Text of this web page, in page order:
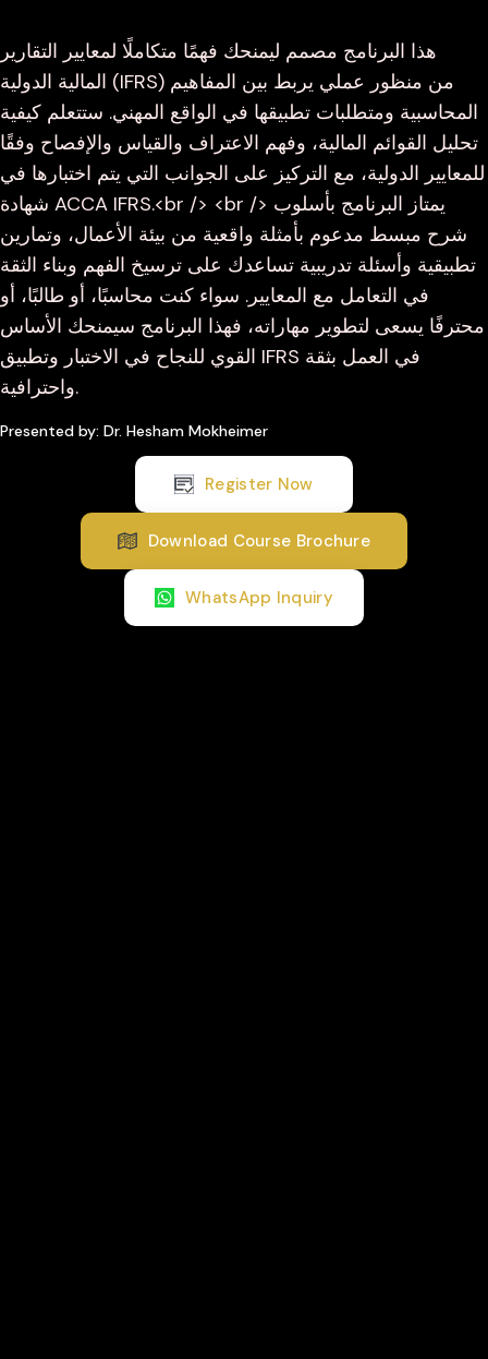
هذا البرنامج مصمم ليمنحك فهمًا متكاملًا لمعايير التقارير
المالية الدولية (IFRS) من منظور عملي يربط بين المفاهيم
المحاسبية ومتطلبات تطبيقها في الواقع المهني. ستتعلم كيفية
تحليل القوائم المالية، وفهم الاعتراف والقياس والإفصاح وفقًا
للمعايير الدولية، مع التركيز على الجوانب التي يتم اختبارها في
شهادة ACCA IFRS.<br /> <br /> يمتاز البرنامج بأسلوب
شرح مبسط مدعوم بأمثلة واقعية من بيئة الأعمال، وتمارين
تطبيقية وأسئلة تدريبية تساعدك على ترسيخ الفهم وبناء الثقة
في التعامل مع المعايير. سواء كنت محاسبًا، أو طالبًا، أو
محترفًا يسعى لتطوير مهاراته، فهذا البرنامج سيمنحك الأساس
القوي للنجاح في الاختبار وتطبيق IFRS في العمل بثقة
واحترافية.
Presented by: Dr. Hesham Mokheimer
Register Now
Download Course Brochure
WhatsApp Inquiry